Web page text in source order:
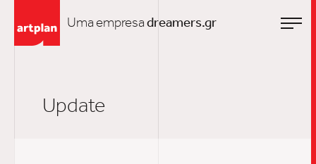
Uma empresadreamers.gr
Update